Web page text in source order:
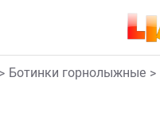
Ботинки горнолыжные